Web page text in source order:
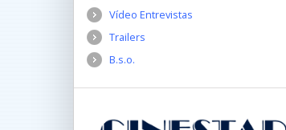
Vídeo Entrevistas
Trailers
B.s.o.